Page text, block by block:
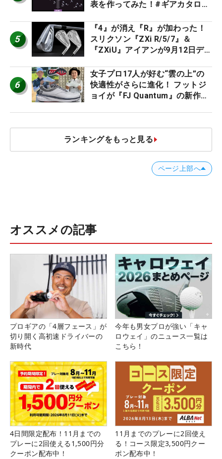
表を作ってみた！#ギアカタログ
5
『4』が消え『R』が加わった！
スリクソン『ZXi R/5/7』＆
『ZXiU』アイアンが9月12日デ
6
女子プロ17人が好む“雲の上”の
快適性がさらに進化！ フットジ
ョイが『FJ Quantum』の新作を
ランキングをもっと見る
ページ上部へ
オススメの記事
プロギアの「4層フェース」が
切り開く高初速ドライバーの
新時代
今年も男女プロが強い「キャ
ロウェイ」のニュース一覧は
こちら！
4日間限定配布！11月までの
プレーに2回使える1,500円分
クーポン配布中！
11月までのプレーに2回使え
る！コース限定3,500円クー
ポン配布中！